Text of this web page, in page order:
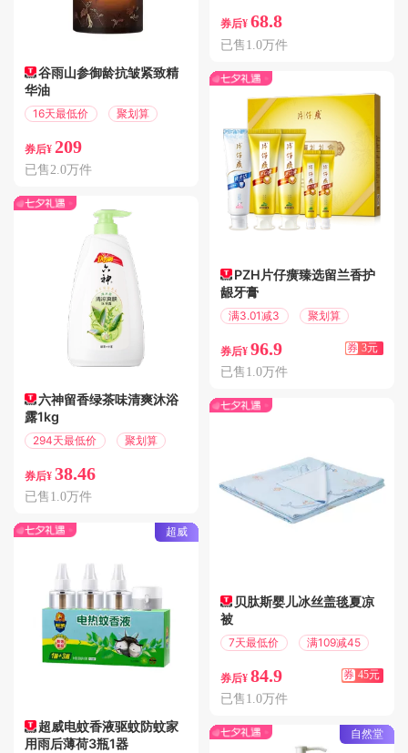
谷雨山参御龄抗皱紧致精
华油
16天最低价 聚划算
券后¥ 209
已售2.0万件
六神留香绿茶味清爽沐浴
露1kg
294天最低价 聚划算
券后¥ 38.46
已售1.0万件
超威
超威电蚊香液驱蚊防蚊家
用雨后薄荷3瓶1器
券后¥ 68.8
已售1.0万件
PZH片仔癀臻选留兰香护
龈牙膏
满3.01减3 聚划算
券后¥ 96.9 券 3元
已售1.0万件
贝肽斯婴儿冰丝盖毯夏凉
被
7天最低价 满109减45
券后¥ 84.9 券 45元
已售1.0万件
自然堂